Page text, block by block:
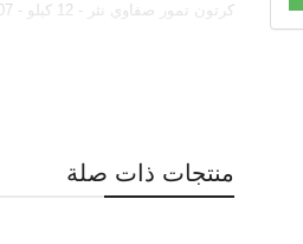
كرتون تمور صفاوي نثر - 12 كيلو - 010607
منتجات ذات صلة